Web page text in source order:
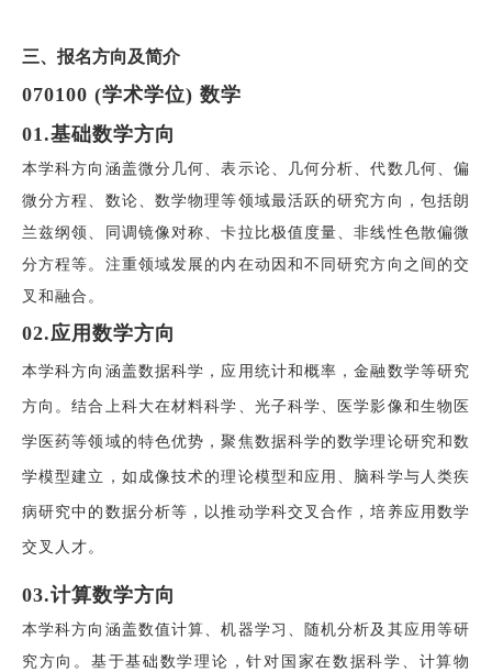
三、报名方向及简介
070100 (学术学位) 数学
01.基础数学方向
本学科方向涵盖微分几何、表示论、几何分析、代数几何、偏
微分方程、数论、数学物理等领域最活跃的研究方向，包括朗
兰兹纲领、同调镜像对称、卡拉比极值度量、非线性色散偏微
分方程等。注重领域发展的内在动因和不同研究方向之间的交
叉和融合。
02.应用 数学方向
本学科方向涵盖数据科学，应用统计和概率，金融数学等研究
方向。结合上科大在材料科学、光子科学、医学影像和生物医
学医药等领域的特色优势，聚焦数据科学的数学理论研究和数
学模型建立，如成像技术的理论模型和应用、脑科学与人类疾
病研究中的数据分析等，以推动学科交叉合作，培养应用数学
交叉人才。
03.计算数学方向
本学科方向涵盖数值计算、机器学习、随机分析及其应用等研
究方向。基于基础数学理论，针对国家在数据科学、计算物